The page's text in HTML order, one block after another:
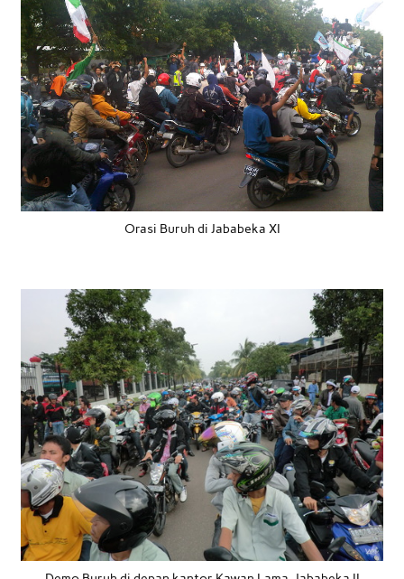
Orasi Buruh di Jababeka XI